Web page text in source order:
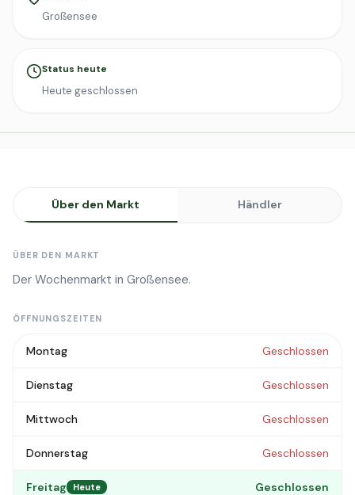
Großensee
Status heute
Heute geschlossen
Über den Markt Händler
ÜBER DEN MARKT
Der Wochenmarkt in Großensee.
ÖFFNUNGSZEITEN
Montag Geschlossen
Dienstag Geschlossen
Mittwoch Geschlossen
Donnerstag Geschlossen
Freitag Heute Geschlossen